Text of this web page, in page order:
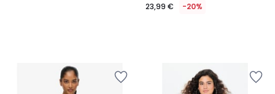
23,99 € -20%